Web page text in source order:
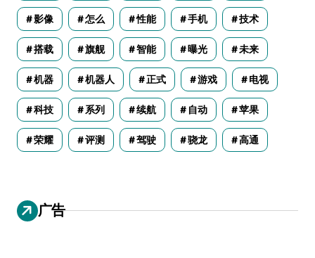
影像 怎么 性能 手机 技术
搭载 旗舰 智能 曝光 未来
机器 机器人 正式 游戏 电视
科技 系列 续航 自动 苹果
荣耀 评测 驾驶 骁龙 高通
广告